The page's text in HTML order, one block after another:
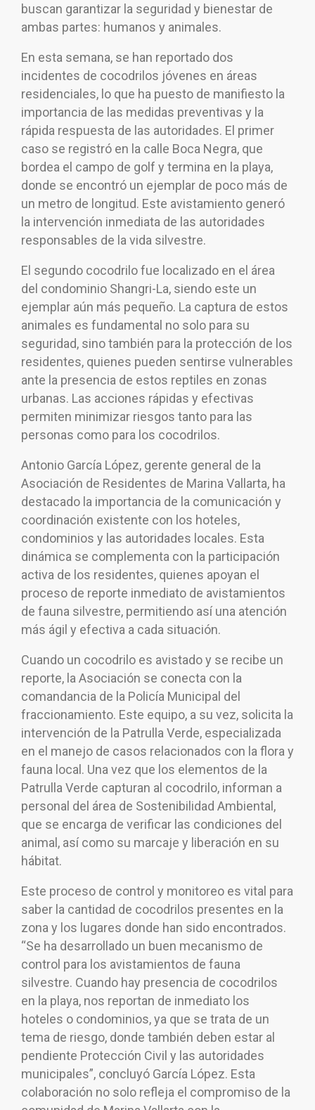
buscan garantizar la seguridad y bienestar de
ambas partes: humanos y animales.
En esta semana, se han reportado dos
incidentes de cocodrilos jóvenes en áreas
residenciales, lo que ha puesto de manifiesto la
importancia de las medidas preventivas y la
rápida respuesta de las autoridades. El primer
caso se registró en la calle Boca Negra, que
bordea el campo de golf y termina en la playa,
donde se encontró un ejemplar de poco más de
un metro de longitud. Este avistamiento generó
la intervención inmediata de las autoridades
responsables de la vida silvestre.
El segundo cocodrilo fue localizado en el área
del condominio Shangri-La, siendo este un
ejemplar aún más pequeño. La captura de estos
animales es fundamental no solo para su
seguridad, sino también para la protección de los
residentes, quienes pueden sentirse vulnerables
ante la presencia de estos reptiles en zonas
urbanas. Las acciones rápidas y efectivas
permiten minimizar riesgos tanto para las
personas como para los cocodrilos.
Antonio García López, gerente general de la
Asociación de Residentes de Marina Vallarta, ha
destacado la importancia de la comunicación y
coordinación existente con los hoteles,
condominios y las autoridades locales. Esta
dinámica se complementa con la participación
activa de los residentes, quienes apoyan el
proceso de reporte inmediato de avistamientos
de fauna silvestre, permitiendo así una atención
más ágil y efectiva a cada situación.
Cuando un cocodrilo es avistado y se recibe un
reporte, la Asociación se conecta con la
comandancia de la Policía Municipal del
fraccionamiento. Este equipo, a su vez, solicita la
intervención de la Patrulla Verde, especializada
en el manejo de casos relacionados con la flora y
fauna local. Una vez que los elementos de la
Patrulla Verde capturan al cocodrilo, informan a
personal del área de Sostenibilidad Ambiental,
que se encarga de verificar las condiciones del
animal, así como su marcaje y liberación en su
hábitat.
Este proceso de control y monitoreo es vital para
saber la cantidad de cocodrilos presentes en la
zona y los lugares donde han sido encontrados.
“Se ha desarrollado un buen mecanismo de
control para los avistamientos de fauna
silvestre. Cuando hay presencia de cocodrilos
en la playa, nos reportan de inmediato los
hoteles o condominios, ya que se trata de un
tema de riesgo, donde también deben estar al
pendiente Protección Civil y las autoridades
municipales”, concluyó García López. Esta
colaboración no solo refleja el compromiso de la